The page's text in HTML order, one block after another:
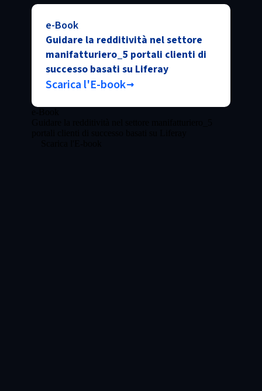
e-Book
Guidare la redditività nel settore
manifatturiero_5 portali clienti di
successo basati su Liferay
Scarica l'E-book